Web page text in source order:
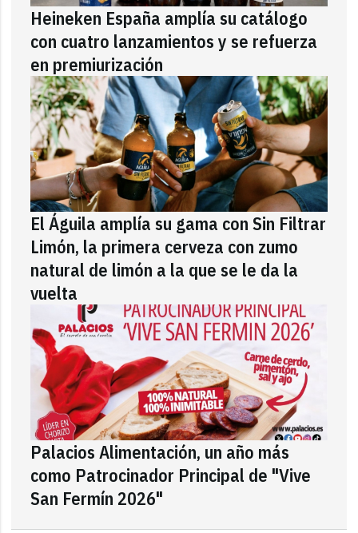
Heineken España amplía su catálogo
con cuatro lanzamientos y se refuerza
en premiurización
El Águila amplía su gama con Sin Filtrar
Limón, la primera cerveza con zumo
natural de limón a la que se le da la
vuelta
Palacios Alimentación, un año más
como Patrocinador Principal de "Vive
San Fermín 2026"